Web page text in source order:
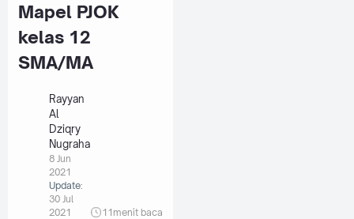
Mapel PJOK
kelas 12
SMA/MA
Rayyan
Al
Dziqry
Nugraha
8 Jun
2021
Update:
30 Jul
2021
11 menit baca